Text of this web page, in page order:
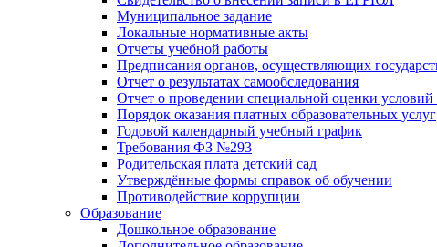
Муниципальное задание
Локальные нормативные акты
Отчеты учебной работы
Предписания органов, осуществляющих
Отчет о результатах самообследования
Отчет о проведении специальной оценки условий
Порядок оказания платных образовательных услуг
Годовой календарный учебный график
Требования ФЗ №293
Родительская плата детский сад
Утверждённые формы справок об обучении
Противодействие коррупции
Образование
Дошкольное образование